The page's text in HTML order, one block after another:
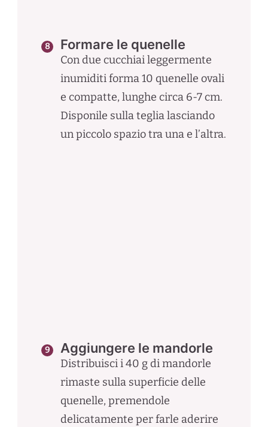
Formare le quenelle
Con due cucchiai leggermente
inumiditi forma 10 quenelle ovali
e compatte, lunghe circa 6-7 cm.
Disponile sulla teglia lasciando
un piccolo spazio tra una e l’altra.
Aggiungere le mandorle
Distribuisci i 40 g di mandorle
rimaste sulla superficie delle
quenelle, premendole
delicatamente per farle aderire